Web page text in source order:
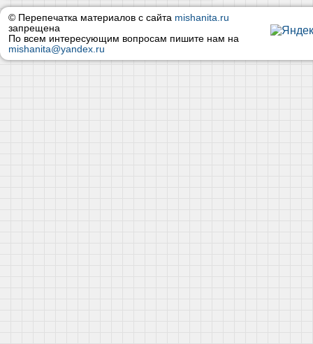
© Перепечатка материалов с сайта mishanita.ru
запрещена
По всем интересующим вопросам пишите нам на
mishanita@yandex.ru